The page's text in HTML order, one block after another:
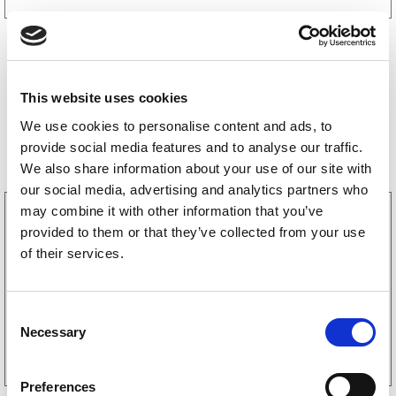
This website uses cookies
We use cookies to personalise content and ads, to
provide social media features and to analyse our traffic.
We also share information about your use of our site with
our social media, advertising and analytics partners who
may combine it with other information that you’ve
provided to them or that they’ve collected from your use
of their services.
Necessary
Preferences
Bestselgere
3160052
LGF skilt Selvklebende
256kr (205kr eks. mva)